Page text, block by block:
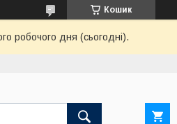
Кошик
робочого дня (сьогодні).